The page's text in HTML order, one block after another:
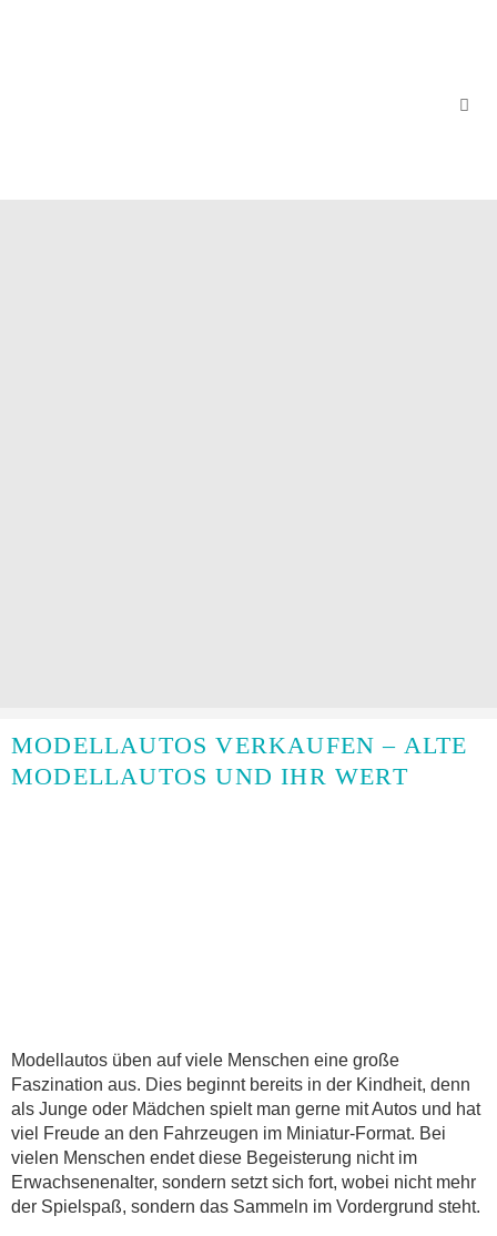
MODELLAUTOS VERKAUFEN – ALTE
MODELLAUTOS UND IHR WERT
Modellautos üben auf viele Menschen eine große
Faszination aus. Dies beginnt bereits in der Kindheit, denn
als Junge oder Mädchen spielt man gerne mit Autos und hat
viel Freude an den Fahrzeugen im Miniatur-Format. Bei
vielen Menschen endet diese Begeisterung nicht im
Erwachsenenalter, sondern setzt sich fort, wobei nicht mehr
der Spielspaß, sondern das Sammeln im Vordergrund steht.